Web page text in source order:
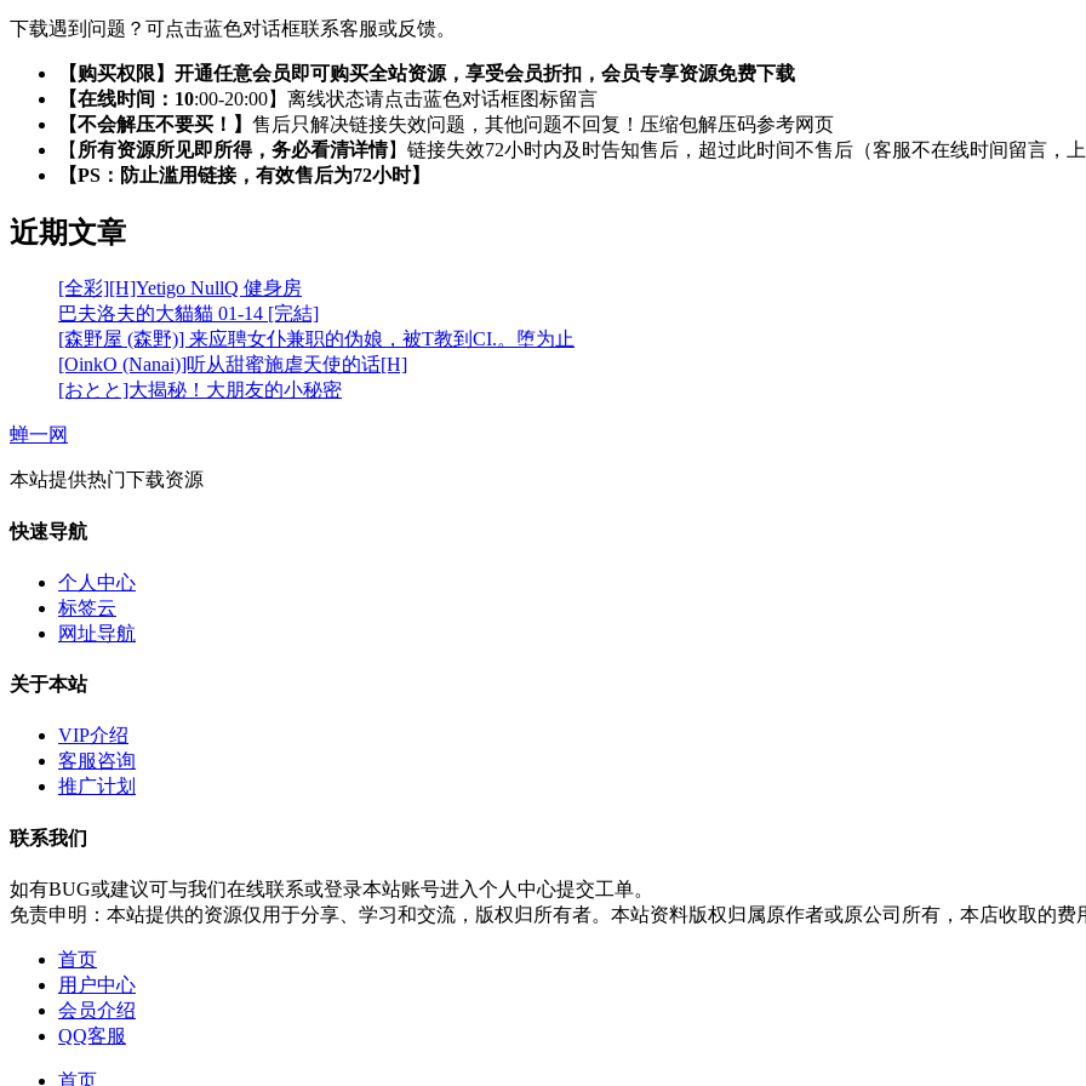
下载遇到问题？可点击蓝色对话框联系客服或反馈。
【购买权限】开通任意会员即可购买全站资源，享受会员折扣，会员专享资源免费下载
【在线时间：10:00-20:00】离线状态请点击蓝色对话框图标留言
【不会解压不要买！】 售后只解决链接失效问题，其他问题不回复！压缩包解压码参考网页
【 所有资源所见即所得，务必看清详情】链接失效72小时内及时告知售后，超过此时间不售后（客服不在线时间留言，上
【PS：防止滥用链接，有效售后为72小时】
近期文章
[全彩][H]Yetigo NullQ 健身房
巴夫洛夫的大貓貓 01-14 [完結]
[森野屋 (森野)] 来应聘女仆兼职的伪娘，被T教到CI.。堕为止
[OinkO (Nanai)]听从甜蜜施虐天使的话[H]
[おとと]大揭秘！大朋友的小秘密
蝉一网
本站提供热门下载资源
快速导航
个人中心
标签云
网址导航
关于本站
VIP介绍
客服咨询
推广计划
联系我们
如有BUG或建议可与我们在线联系或登录本站账号进入个人中心提交工单。
免责申明：本站提供的资源仅用于分享、学习和交流，版权归所有者。本站资料版权归属原作者或原公司所有，本店收取的费
首页
用户中心
会员介绍
QQ客服
首页